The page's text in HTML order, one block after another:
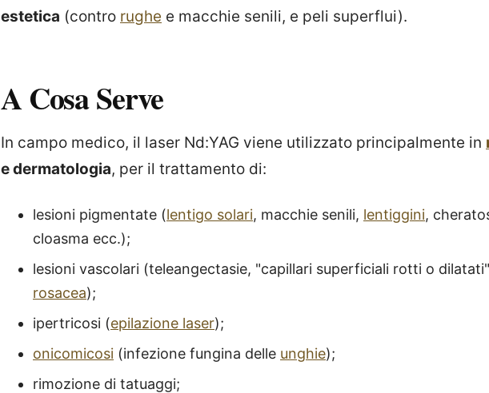
estetica (contro rughe e macchie senili, e peli superflui).
A Cosa Serve
In campo medico, il laser Nd:YAG viene utilizzato principalmente in
e dermatologia, per il trattamento di:
lesioni pigmentate (lentigo solari, macchie senili, lentiggini,
cloasma ecc.);
lesioni vascolari (teleangectasie, "capillari superficiali rotti o
rosacea);
ipertricosi (epilazione laser);
onicomicosi (infezione fungina delle unghie);
rimozione di tatuaggi;